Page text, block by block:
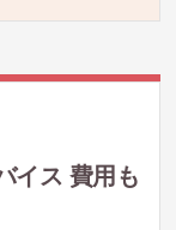
イス 費用も